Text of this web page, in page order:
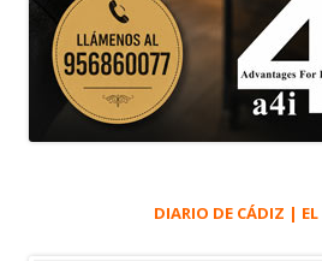
DIARIO DE CÁDIZ | EL